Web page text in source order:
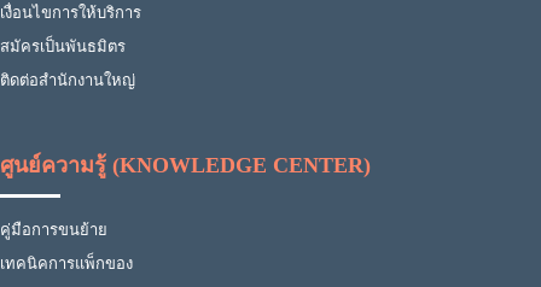
เงื่อนไขการให้บริการ
สมัครเป็นพันธมิตร
ติดต่อสำนักงานใหญ่
ศูนย์ความรู้ (KNOWLEDGE CENTER)
คู่มือการขนย้าย
เทคนิคการแพ็กของ